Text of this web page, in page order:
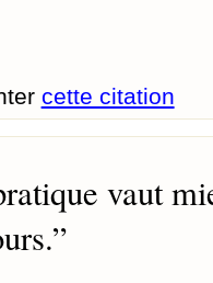
cette citation
vaut
”